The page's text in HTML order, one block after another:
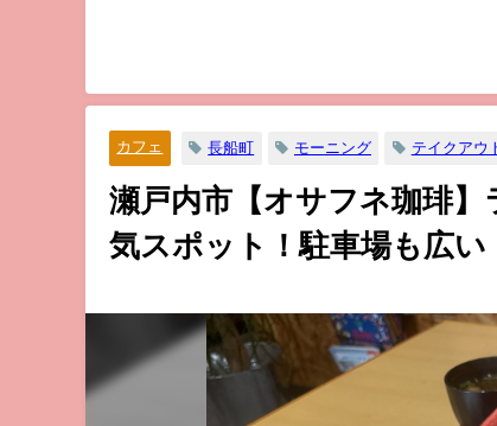
カフェ 長船町 モーニング テイクアウ
瀬戸内市【オサフネ珈琲
気スポット！駐車場も広い